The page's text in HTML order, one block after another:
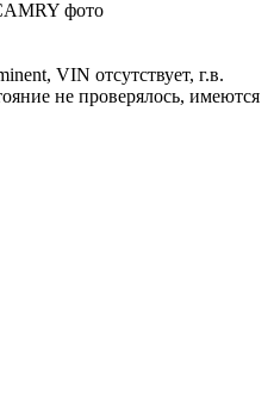
VIN отсутствует, г.в.
не проверялось, имеются